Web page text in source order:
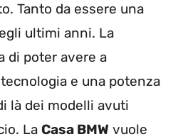
Tanto da essere una
ultimi anni. La
di poter avere a
e una potenza
là dei modelli avuti
La Casa BMW vuole